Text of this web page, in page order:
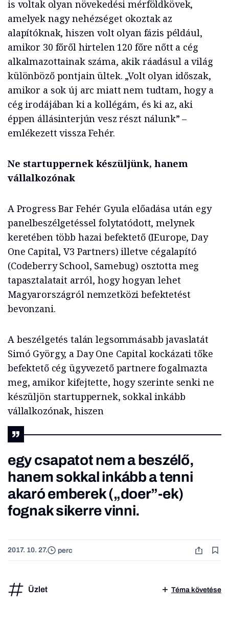
is voltak olyan növekedési mérföldkövek,
amelyek nagy nehézséget okoztak az
alapítóknak, hiszen volt olyan fázis például,
amikor 30 főről hirtelen 120 főre nőtt a cég
alkalmazottainak száma, akik ráadásul a világ
különböző pontjain ültek. „Volt olyan időszak,
amikor a sok új arc miatt nem tudtam, hogy a
cég irodájában ki a kollégám, és ki az, aki
éppen állásinterjún vesz részt nálunk” –
emlékezett vissza Fehér.
Ne startuppernek készüljünk, hanem
vállalkozónak
A Progress Bar Fehér Gyula előadása után egy
panelbeszélgetéssel folytatódott, melynek
keretében több hazai befektető (IEurope, Day
One Capital, V3 Partners) illetve cégalapító
(Codeberry School, Samebug) osztotta meg
tapasztalatait arról, hogy hogyan lehet
Magyarországról nemzetközi befektetést
bevonzani.
A beszélgetés talán legsommásabb javaslatát
Simó György, a Day One Capital kockázati tőke
befektető cég ügyvezető partnere fogalmazta
meg, amikor kifejtette, hogy szerinte senki ne
készüljön startuppernek, sokkal inkább
vállalkozónak, hiszen
egy csapatot nem a beszélő,
hanem sokkal inkább a tenni
akaró emberek („doer”-ek)
fognak sikerre vinni.
2017. 10. 27. perc
Üzlet Téma követése